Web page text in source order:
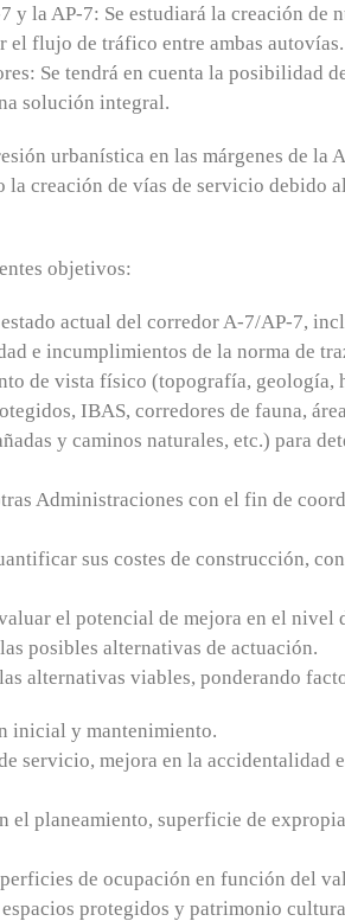
y la AP-7: Se estudiará la creación de
el flujo de tráfico entre ambas autovías.
Se tendrá en cuenta la posibilidad
solución integral.
urbanística en las márgenes de la
creación de vías de servicio debido
objetivos:
actual del corredor A-7/AP-7,
e incumplimientos de la norma de
de vista físico (topografía, geología,
IBAS, corredores de fauna,
y caminos naturales, etc.) para
Administraciones con el fin de
sus costes de construcción,
el potencial de mejora en el nivel
posibles alternativas de actuación.
alternativas viables, ponderando
inicial y mantenimiento.
servicio, mejora en la accidentalidad
planeamiento, superficie de
de ocupación en función del
protegidos y patrimonio